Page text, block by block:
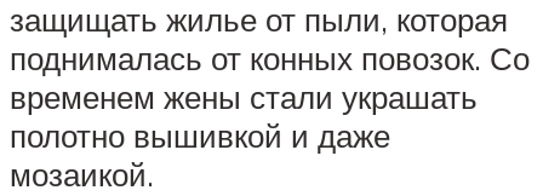
защищать жилье от пыли, которая
поднималась от конных повозок. Со
временем жены стали украшать
полотно вышивкой и даже
мозаикой.